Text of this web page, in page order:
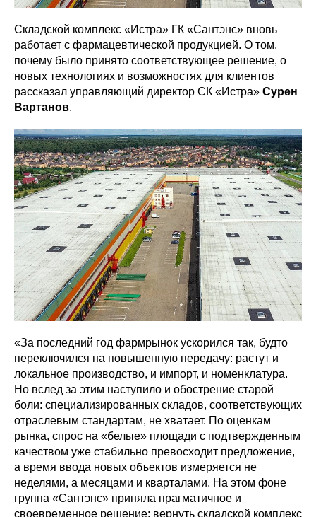
Складской комплекс «Истра» ГК «Сантэнс» вновь
работает с фармацевтической продукцией. О том,
почему было принято соответствующее решение, о
новых технологиях и возможностях для клиентов
рассказал управляющий директор СК «Истра» Сурен
Вартанов.
«За последний год фармрынок ускорился так, будто
переключился на повышенную передачу: растут и
локальное производство, и импорт, и номенклатура.
Но вслед за этим наступило и обострение старой
боли: специализированных складов, соответствующих
отраслевым стандартам, не хватает. По оценкам
рынка, спрос на «белые» площади с подтвержденным
качеством уже стабильно превосходит предложение,
а время ввода новых объектов измеряется не
неделями, а месяцами и кварталами. На этом фоне
группа «Сантэнс» приняла прагматичное и
своевременное решение: вернуть складской комплекс